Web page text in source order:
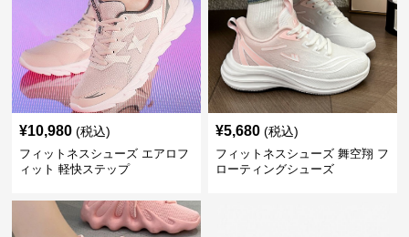
¥10,980 (税込)
フィットネスシューズ エアロフ
ィット 軽快ステップ
¥5,680 (税込)
フィットネスシューズ 舞空翔 フ
ローティングシューズ